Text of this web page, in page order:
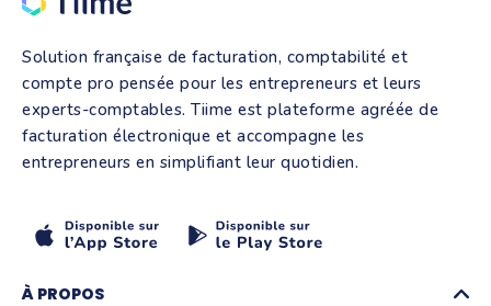
Solution française de facturation, comptabilité et
compte pro pensée pour les entrepreneurs et leurs
experts-comptables. Tiime est plateforme agréée de
facturation électronique et accompagne les
entrepreneurs en simplifiant leur quotidien.
À PROPOS